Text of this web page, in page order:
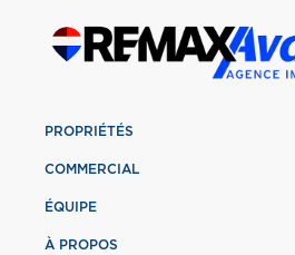
PROPRIÉTÉS
COMMERCIAL
ÉQUIPE
À PROPOS